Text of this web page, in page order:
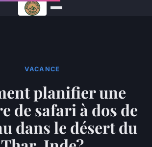
VACANCE
planifier une
de safari à dos de
dans le désert du